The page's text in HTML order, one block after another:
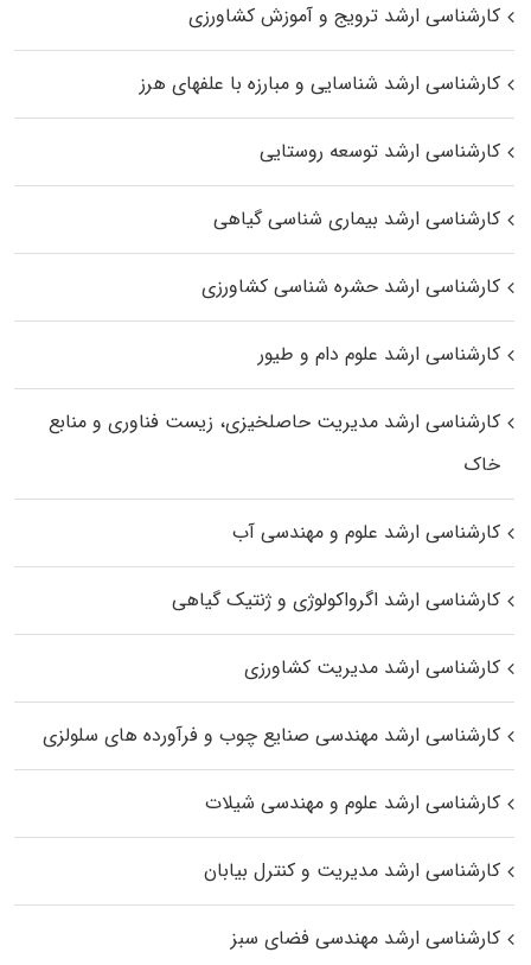
کارشناسی ارشد ترویج و آموزش کشاورزی
کارشناسی ارشد شناسایی و مبارزه با علفهای هرز
کارشناسی ارشد توسعه روستایی
کارشناسی ارشد بیماری‌ شناسی گیاهی
کارشناسی ارشد حشره‌ شناسی کشاورزی
کارشناسی ارشد علوم دام و طیور
کارشناسی ارشد مدیریت حاصلخیزی، زیست فناوری و منابع
خاک
کارشناسی ارشد علوم و مهندسی آب
کارشناسی ارشد اگرواکولوژی و ژنتیک گیاهی
کارشناسی ارشد مدیریت کشاورزی
کارشناسی ارشد مهندسی صنایع چوب و فرآورده‌ های سلولزی
کارشناسی ارشد علوم و مهندسی شیلات
کارشناسی ارشد مدیریت و کنترل بیابان
کارشناسی ارشد مهندسی فضای سبز